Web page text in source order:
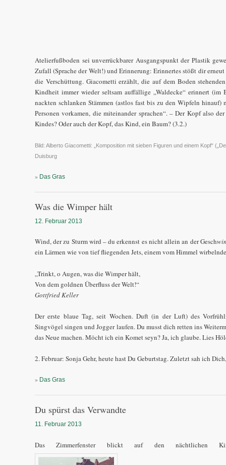
Atelierfußboden sei unverrückbarer Ausgangspunkt der Plastik
Zufall (Sprache der Welt!) und Erinnerung: Erinnertes stößt dir
die Verschüttung. Giacometti erzählt, die auf dem Boden
Kindheit immer wieder seltsam auffällige „Waldecke“ erinnert
nackten schlanken Stämmen (astlos fast bis zu den Wipfeln hinauf)
Personen vorkamen, die miteinander sprachen“. – Der Kopf also
Kindes? Oder auch der Kopf, das Kind, ein Baum? (3.2.)
Bild: Alberto Giacometti: „Komposition mit sieben Figuren und einem Kopf“
Duisburg
» Das Gras
Was die Wimper hält
12. Februar 2013
Wind, der zu Sturm wird – du erkennst es nicht allein an der Gesch
ein Lärmen wie von tief fliegenden Jets, einem vom Himmel
„Trinkt, o Augen, was die Wimper hält,
Von dem goldnen Überfluss der Welt!“
Gottfried Keller
Der erste blaue Tag, seit Wochen. Duft (in der Luft) des
Singvögel singen und Jogger laufen. Du musst dich retten ins
das Neue machen. Möcht ich ein Komet seyn? Ja, ich glaube. Lies
2. Februar: Sonja Gehr, heute hast Du Geburtstag. Zuletzt sah ich
» Das Gras
Du spürst das Verwandte
11. Februar 2013
Das Zimmerfenster blickt auf den nächtlichen